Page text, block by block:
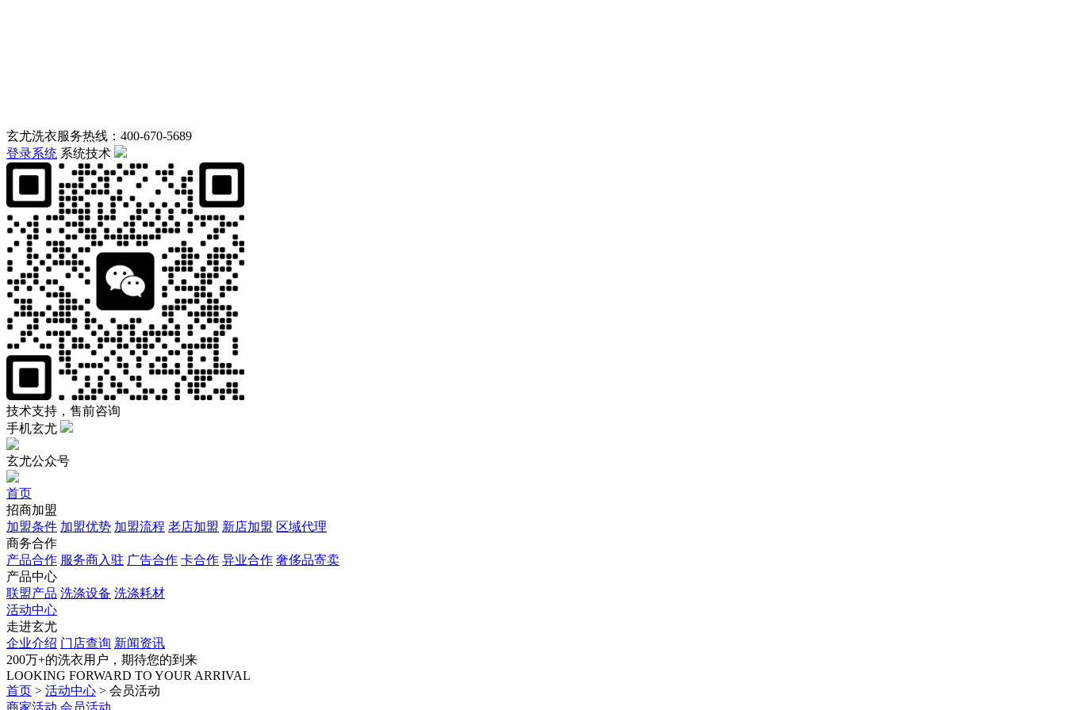
玄尤洗衣服务热线：400-670-5689
登录系统 系统技术
技术支持，售前咨询
手机玄尤
玄尤公众号
首页
招商加盟
加盟条件 加盟优势 加盟流程 老店加盟 新店加盟 区域代理
商务合作
产品合作 服务商入驻 广告合作 卡合作 异业合作 奢侈品寄卖
产品中心
联盟产品 洗涤设备 洗涤耗材
活动中心
走进玄尤
企业介绍 门店查询 新闻资讯
200万+的洗衣用户，期待您的到来
LOOKING FORWARD TO YOUR ARRIVAL
首页 > 活动中心 > 会员活动
商家活动 会员活动